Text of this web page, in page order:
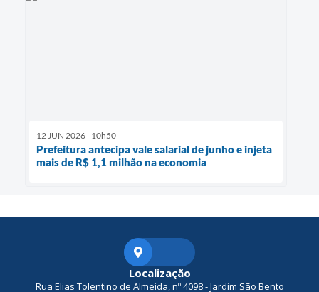
12 JUN 2026 - 10h50
Prefeitura antecipa vale salarial de junho e injeta
mais de R$ 1,1 milhão na economia
Localização
Rua Elias Tolentino de Almeida, nº 4098 - Jardim São Bento